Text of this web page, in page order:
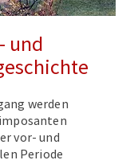
und
werden
vor- und
Periode